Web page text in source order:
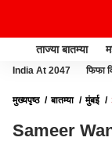
ताज्या बातम्या
India At 2047 फिफा
मुख्यपृष्ठ बातम्या मुंबई
Sameer